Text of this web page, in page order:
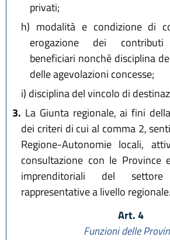
privati;
h) modalità e condizione di
erogazione dei
beneficiari nonché disciplina
delle agevolazioni concesse;
i) disciplina del vincolo di
3. La Giunta regionale, ai fini
dei criteri di cui al comma 2,
Regione-Autonomie locali,
consultazione con le Province
imprenditoriali del
rappresentative a livello regionale.
Art. 4
Funzioni delle